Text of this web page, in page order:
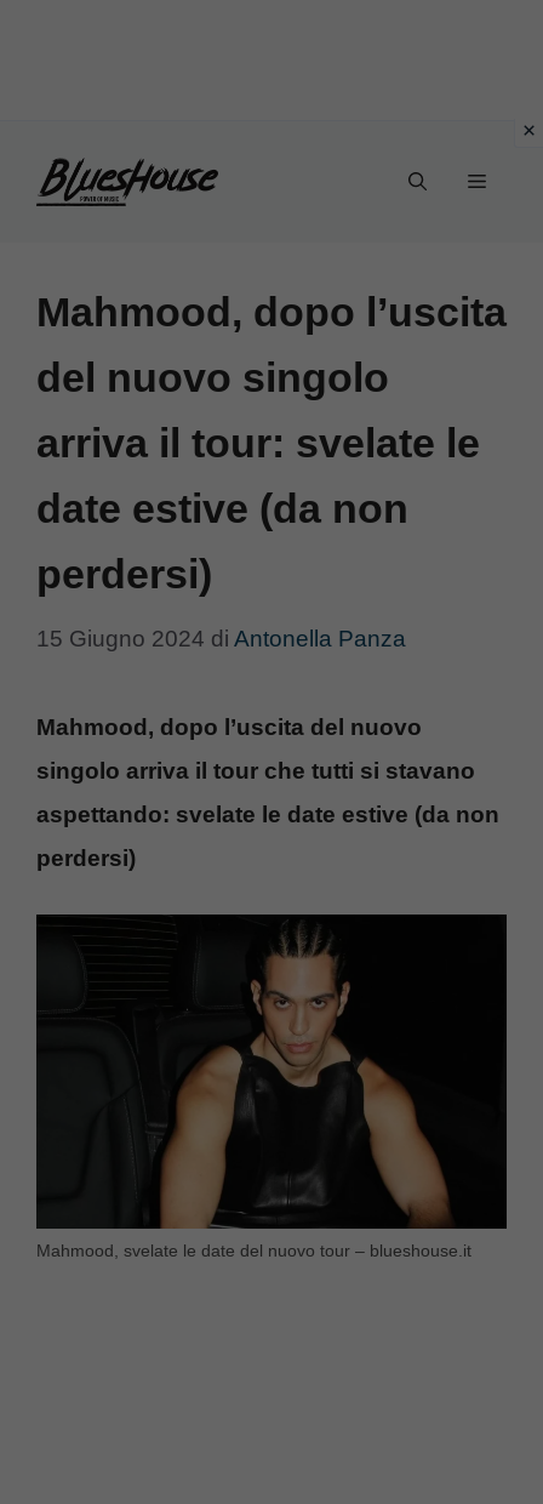
Menu
Mahmood, dopo l’uscita
del nuovo singolo
arriva il tour: svelate le
date estive (da non
perdersi)
15 Giugno 2024 di Antonella Panza
Mahmood, dopo l’uscita del nuovo
singolo arriva il tour che tutti si stavano
aspettando: svelate le date estive (da non
perdersi)
Mahmood, svelate le date del nuovo tour – blueshouse.it